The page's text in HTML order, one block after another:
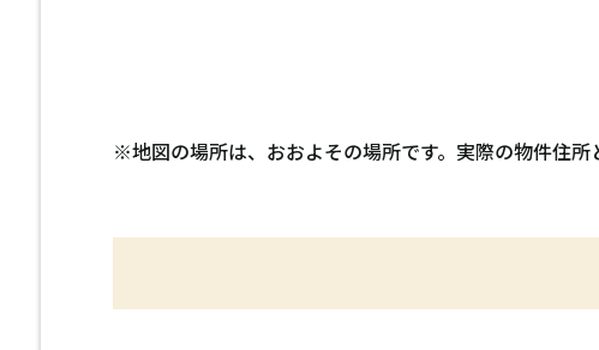
※地図の場所は、おおよその場所です。実際の物件住所